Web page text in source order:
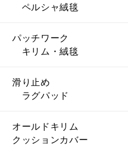
ペルシャ絨毯
パッチワーク
キリム・絨毯
滑り止め
ラグパッド
オールドキリム
クッションカバー